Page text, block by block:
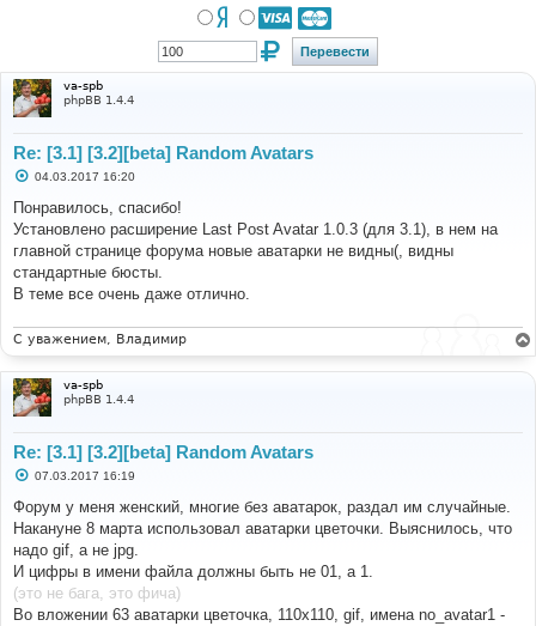
va-spb
phpBB 1.4.4
Re: [3.1] [3.2][beta] Random Avatars
С
о
б
щ
е
н
и
е
04.03.2017 16:20
Понравилось, спасибо!
Установлено расширение Last Post Avatar 1.0.3 (для 3.1), в нем на
главной странице форума новые аватарки не видны(, видны
стандартные бюсты.
В теме все очень даже отлично.
С уважением, Владимир
va-spb
phpBB 1.4.4
Re: [3.1] [3.2][beta] Random Avatars
С
о
б
щ
е
н
и
е
07.03.2017 16:19
Форум у меня женский, многие без аватарок, раздал им случайные.
Накануне 8 марта использовал аватарки цветочки. Выяснилось, что
надо gif, а не jpg.
И цифры в имени файла должны быть не 01, а 1.
(это не бага, это фича)
Во вложении 63 аватарки цветочка, 110х110, gif, имена no_avatar1 -